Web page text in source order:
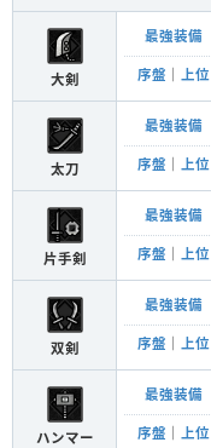
大剣
最強装備
序盤 上位
太刀
最強装備
序盤 上位
片手剣
最強装備
序盤 上位
双剣
最強装備
序盤 上位
ハンマー
最強装備
序盤 上位